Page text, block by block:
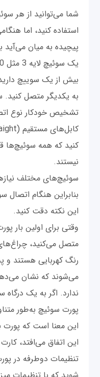
استفاده کنید، اما
پیچیده به میان می‌آید
بیش از یک سوییچ
تشخیص خودکار نوع
کنید که همه سوئیچ‌ها
نیستند.
سوئیچ‌های مختلف
بنابراین هنگام
این نکته دقت کنید.
وقتی برای اولین بار
متصل می‌کنید،
رنگ کهربایی هستند
می‌شوند که نشان
ندارد. اگر به یک
پورت سوئیچ به‌طور
این معنا است که
این اتفاق می‌افتد،
تنظیمات دوطرفه در